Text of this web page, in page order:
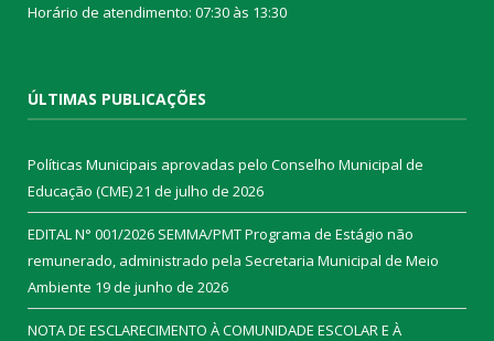
Horário de atendimento: 07:30 às 13:30
ÚLTIMAS PUBLICAÇÕES
Políticas Municipais aprovadas pelo Conselho Municipal de
Educação (CME)21 de julho de 2026
EDITAL N° 001/2026 SEMMA/PMT Programa de Estágio não
remunerado, administrado pela Secretaria Municipal de Meio
Ambiente 19 de junho de 2026
NOTA DE ESCLARECIMENTO À COMUNIDADE ESCOLAR E À